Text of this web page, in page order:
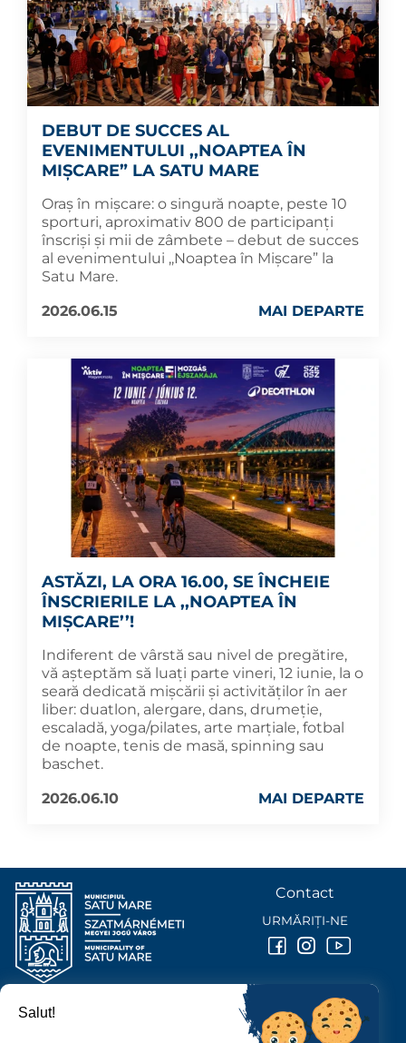
DEBUT DE SUCCES AL
EVENIMENTULUI ,,NOAPTEA ÎN
MIȘCARE” LA SATU MARE
Oraș în mișcare: o singură noapte, peste 10
sporturi, aproximativ 800 de participanți
înscriși și mii de zâmbete – debut de succes
al evenimentului ,,Noaptea în Mișcare” la
Satu Mare.
2026.06.15
MAI DEPARTE
ASTĂZI, LA ORA 16.00, SE ÎNCHEIE
ÎNSCRIERILE LA ,,NOAPTEA ÎN
MIȘCARE’’!
Indiferent de vârstă sau nivel de pregătire,
vă așteptăm să luați parte vineri, 12 iunie, la o
seară dedicată mișcării și activităților în aer
liber: duatlon, alergare, dans, drumeție,
escaladă, yoga/pilates, arte marțiale, fotbal
de noapte, tenis de masă, spinning sau
baschet.
2026.06.10
MAI DEPARTE
PRIMĂRIA MUNICIPIULUI
Contact
URMĂRIȚI-NE
Salut!